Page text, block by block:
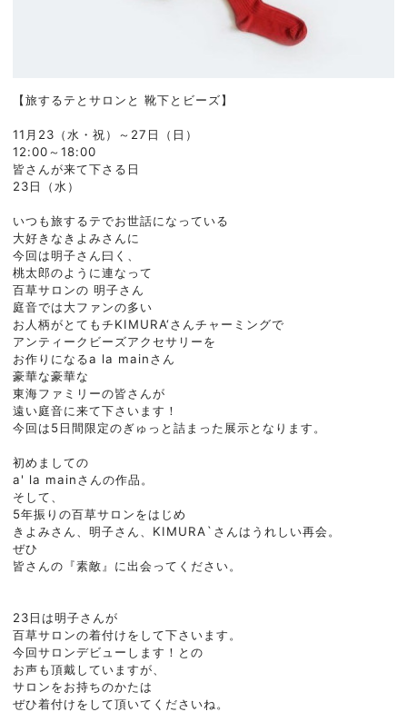
【旅するテとサロンと 靴下とビーズ】
11月23（水・祝）～27日（日）
12:00～18:00
皆さんが来て下さる日
23日（水）
いつも旅するテでお世話になっている
大好きなきよみさんに
今回は明子さん曰く、
桃太郎のように連なって
百草サロンの 明子さん
庭音では大ファンの多い
お人柄がとてもチKIMURA‘さんチャーミングで
アンティークビーズアクセサリーを
お作りになるa la mainさん
豪華な豪華な
東海ファミリーの皆さんが
遠い庭音に来て下さいます！
今回は5日間限定のぎゅっと詰まった展示となります。
初めましての
a' la mainさんの作品。
そして、
5年振りの百草サロンをはじめ
きよみさん、明子さん、KIMURA`さんは うれしい再会。
ぜひ
皆さんの『素敵』に出会って ください。
23日は明子さんが
百草サロンの着付けを して下さいます。
今回サロンデビューします！との
お声も頂戴していますが、
サロンをお持ちのかたは
ぜひ着付けをして頂いてくださいね。